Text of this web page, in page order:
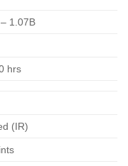
1.07B
hrs
(IR)